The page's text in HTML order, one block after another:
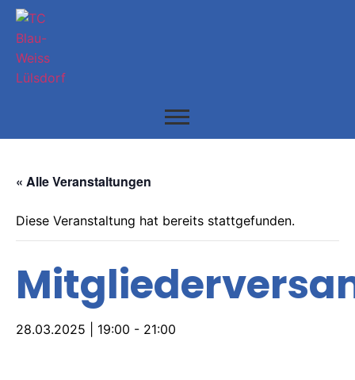
« Alle Veranstaltungen
Diese Veranstaltung hat bereits stattgefunden.
28.03.2025 | 19:00 - 21:00